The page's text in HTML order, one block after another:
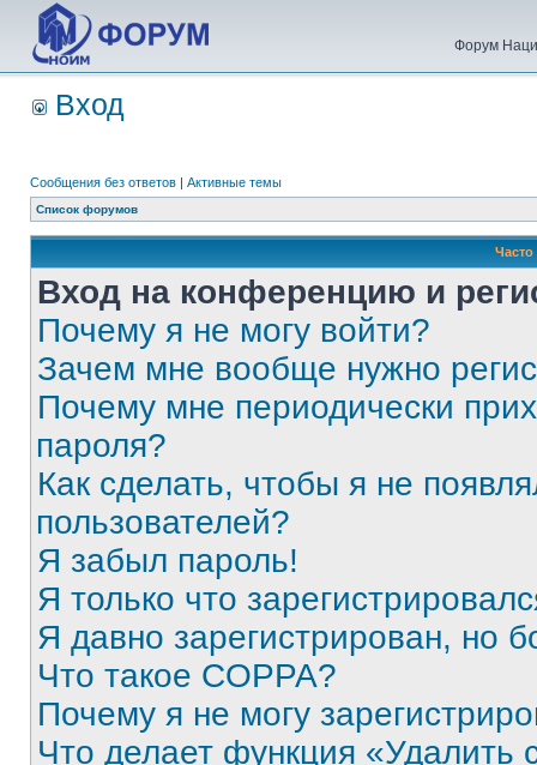
Форум
Вход
Сообщения без ответов | Активные темы
Список форумов
Вход на конференцию и
Почему я не могу войти?
Зачем мне вообще нужно
Почему мне периодически
пароля?
Как сделать, чтобы я не
пользователей?
Я забыл пароль!
Я только что
Я давно зарегистрирован, но
Что такое COPPA?
Почему я не могу
Что делает функция «Удалить